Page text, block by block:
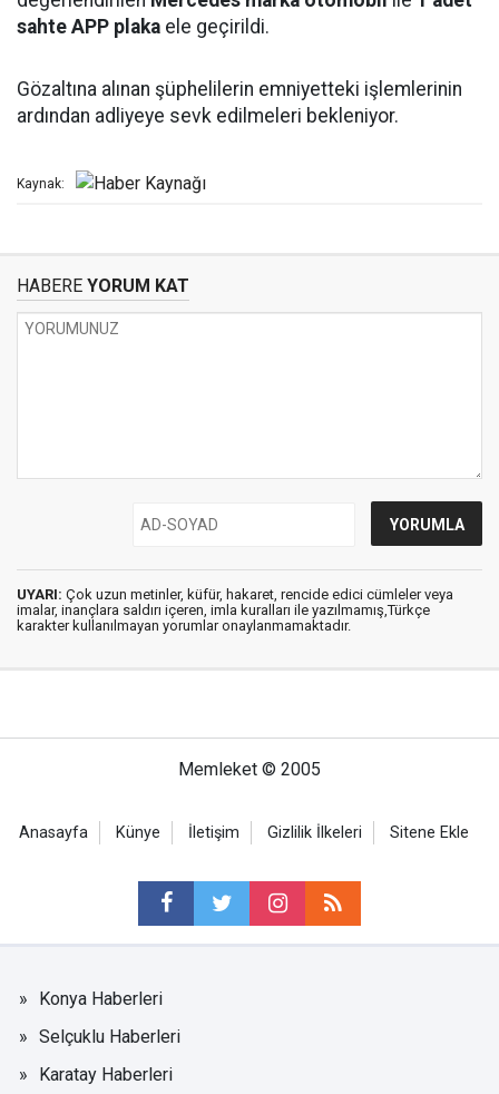
sahte APP plaka ele geçirildi.
Gözaltına alınan şüphelilerin emniyetteki işlemlerinin
ardından adliyeye sevk edilmeleri bekleniyor.
Kaynak:
HABERE YORUM KAT
UYARI: Çok uzun metinler, küfür, hakaret, rencide edici cümleler veya
imalar, inançlara saldırı içeren, imla kuralları ile yazılmamış,Türkçe
karakter kullanılmayan yorumlar onaylanmamaktadır.
Memleket © 2005
Anasayfa Künye İletişim Gizlilik İlkeleri Sitene Ekle
Konya Haberleri
Selçuklu Haberleri
Karatay Haberleri